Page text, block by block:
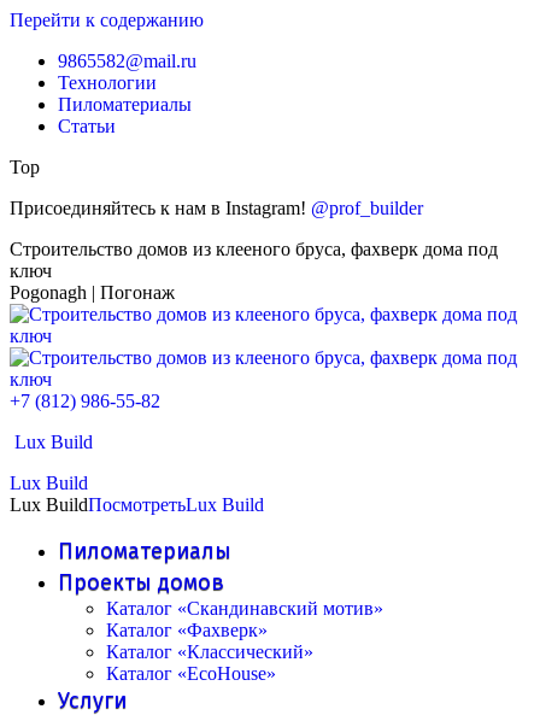
Перейти к содержанию
9865582@mail.ru
Технологии
Пиломатериалы
Статьи
Top
Присоединяйтесь к нам в Instagram! @prof_builder
Строительство домов из клееного бруса, фахверк дома под
ключ
Pogonagh | Погонаж
+7 (812) 986-55-82
Lux Build
Lux Build
Lux BuildПосмотретьLux Build
Пиломатериалы
Проекты домов
Каталог «Скандинавский мотив»
Каталог «Фахверк»
Каталог «Классический»
Каталог «EcoHouse»
Услуги